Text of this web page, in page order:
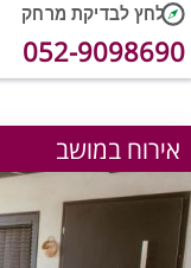
052-9098690
אירוח במושב